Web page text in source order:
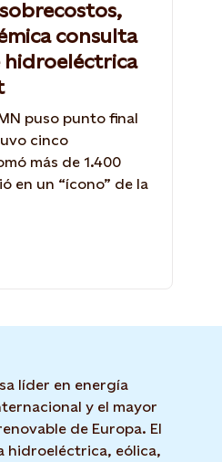
consulta
hidroeléctrica
puso punto final
cinco
más de 1.400
en un “ícono” de la
líder en energía
y el mayor
de Europa. El
hidroeléctrica, eólica,